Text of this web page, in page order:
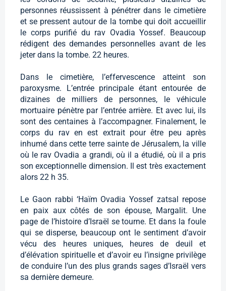
personnes réussissent à pénétrer dans le cimetière
et se pressent autour de la tombe qui doit accueillir
le corps purifié du rav Ovadia Yossef. Beaucoup
rédigent des demandes personnelles avant de les
jeter dans la tombe. 22 heures.
Dans le cimetière, l’effervescence atteint son
paroxysme. L’entrée principale étant entourée de
dizaines de milliers de personnes, le véhicule
mortuaire pénètre par l’entrée arrière. Et avec lui, ils
sont des centaines à l’accompagner. Finalement, le
corps du rav en est extrait pour être peu après
inhumé dans cette terre sainte de Jérusalem, la ville
où le rav Ovadia a grandi, où il a étudié, où il a pris
son exceptionnelle dimension. Il est très exactement
alors 22 h 35.
Le Gaon rabbi ‘Haïm Ovadia Yossef zatsal repose
en paix aux côtés de son épouse, Margalit. Une
page de l’histoire d’Israël se tourne. Et dans la foule
qui se disperse, beaucoup ont le sentiment d’avoir
vécu des heures uniques, heures de deuil et
d’élévation spirituelle et d’avoir eu l’insigne privilège
de conduire l’un des plus grands sages d’Israël vers
sa dernière demeure.